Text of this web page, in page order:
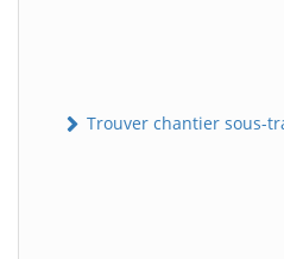
Trouver chantier sous-